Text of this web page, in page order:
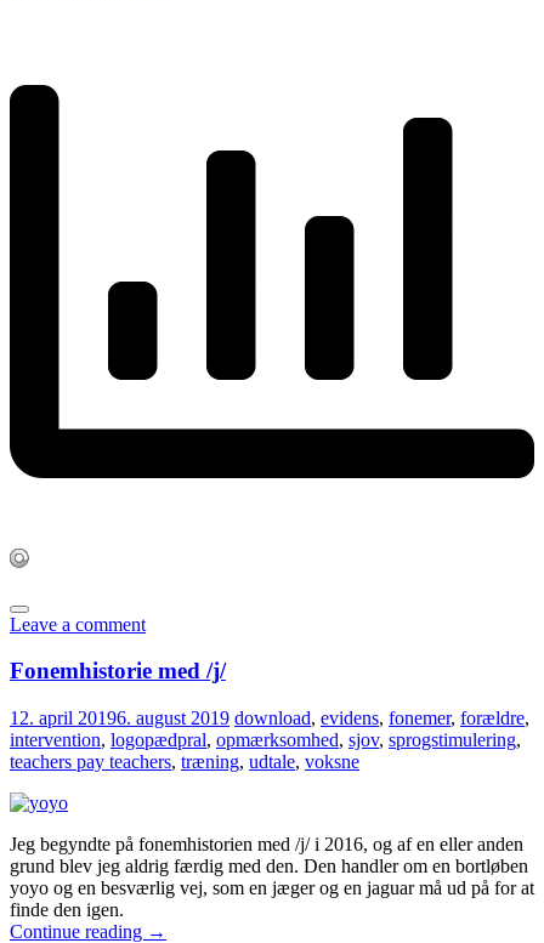
Leave a comment
Fonemhistorie med /j/
12. april 20196. august 2019 download, evidens, fonemer, forældre,
intervention, logopædpral, opmærksomhed, sjov, sprogstimulering,
teachers pay teachers, træning, udtale, voksne
Jeg begyndte på fonemhistorien med /j/ i 2016, og af en eller anden
grund blev jeg aldrig færdig med den. Den handler om en bortløben
yoyo og en besværlig vej, som en jæger og en jaguar må ud på for at
finde den igen.
Continue reading →